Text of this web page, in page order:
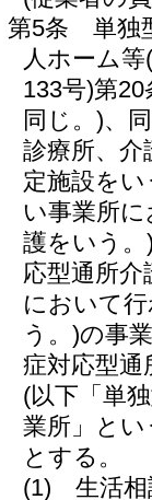
第5条
単独
人ホーム等
133号)第20
同じ。)、
診療所、介
定施設を
い事業所
護をいう。
応型通所介
において
う。)の事
症対応型通
(以下「単
業所」とい
とする。
(1)
生活